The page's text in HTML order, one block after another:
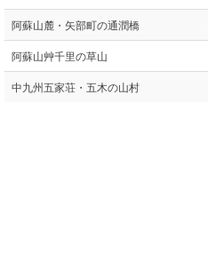
阿蘇山麓・矢部町の通潤橋
阿蘇山艸千里の草山
中九州五家荘・五木の山村